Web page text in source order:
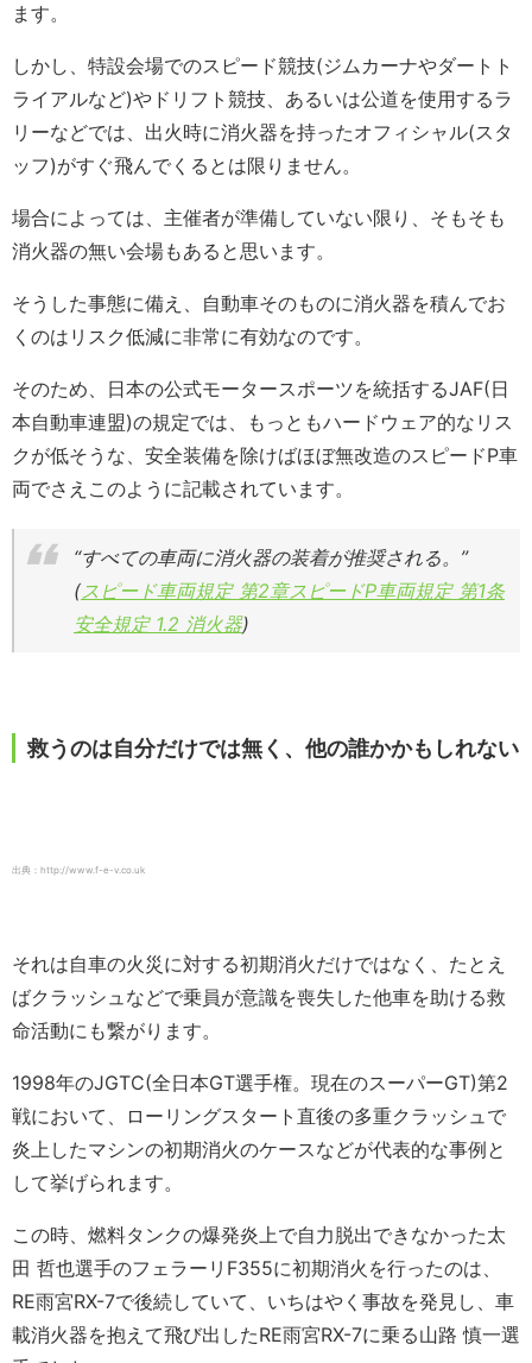
ます。
しかし、特設会場でのスピード競技(ジムカーナやダートト
ライアルなど)やドリフト競技、あるいは公道を使用するラ
リーなどでは、出火時に消火器を持ったオフィシャル(スタ
ッフ)がすぐ飛んでくるとは限りません。
場合によっては、主催者が準備していない限り、そもそも
消火器の無い会場もあると思います。
そうした事態に備え、自動車そのものに消火器を積んでお
くのはリスク低減に非常に有効なのです。
そのため、日本の公式モータースポーツを統括するJAF(日
本自動車連盟)の規定では、もっともハードウェア的なリス
クが低そうな、安全装備を除けばほぼ無改造のスピードP車
両でさえこのように記載されています。
“すべての車両に消火器の装着が推奨される。”
(スピード車両規定 第2章スピードP車両規定 第1条
安全規定 1.2 消火器)
救うのは自分だけでは無く、他の誰かかもしれない
出典：http://www.f-e-v.co.uk
それは自車の火災に対する初期消火だけではなく、たとえ
ばクラッシュなどで乗員が意識を喪失した他車を助ける救
命活動にも繋がります。
1998年のJGTC(全日本GT選手権。現在のスーパーGT)第2
戦において、ローリングスタート直後の多重クラッシュで
炎上したマシンの初期消火のケースなどが代表的な事例と
して挙げられます。
この時、燃料タンクの爆発炎上で自力脱出できなかった太
田 哲也選手のフェラーリF355に初期消火を行ったのは、
RE雨宮RX-7で後続していて、いちはやく事故を発見し、車
載消火器を抱えて飛び出したRE雨宮RX-7に乗る山路 慎一選